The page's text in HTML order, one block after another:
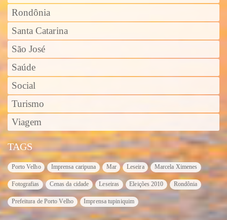
Rondônia
Santa Catarina
São José
Saúde
Social
Turismo
Viagem
TAGS
Porto Velho Imprensa caripuna Mar Leseira Marcela Ximenes
Fotografias Cenas da cidade Leseiras Eleições 2010 Rondônia
Prefeitura de Porto Velho Imprensa tupiniquim